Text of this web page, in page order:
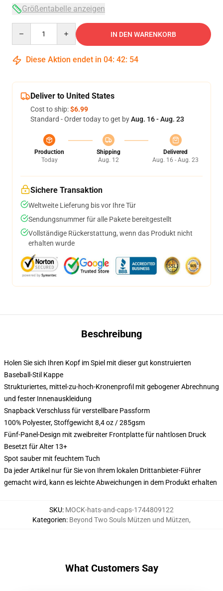
Größentabelle anzeigen
IN DEN WARENKORB
Diese Aktion endet in 04: 42: 54
Deliver to United States
Cost to ship:$6.99
Standard - Order today to get byAug. 16 - Aug. 23
Production
Today
Shipping
Aug. 12
Delivered
Aug. 16 - Aug. 23
Sichere Transaktion
Weltweite Lieferung bis vor Ihre Tür
Sendungsnummer für alle Pakete bereitgestellt
Vollständige Rückerstattung, wenn das Produkt nicht
erhalten wurde
Beschreibung
Holen Sie sich Ihren Kopf im Spiel mit dieser gut konstruierten
Baseball-Stil Kappe
Strukturiertes, mittel-zu-hoch-Kronenprofil mit gebogener Abrechnung
und fester Innenauskleidung
Snapback Verschluss für verstellbare Passform
100% Polyester, Stoffgewicht 8,4 oz / 285gsm
Fünf-Panel-Design mit zweibreiter Frontplatte für nahtlosen Druck
Besetzt für Alter 13+
Spot sauber mit feuchtem Tuch
Da jeder Artikel nur für Sie von Ihrem lokalen Drittanbieter-Führer
gemacht wird, kann es leichte Abweichungen in dem Produkt erhalten
SKU: MOCK-hats-and-caps-1744809122
Kategorien: Beyond Two Souls Mützen und Mützen,
What Customers Say